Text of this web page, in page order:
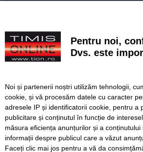
Ce facem astăzi, 9 august 2026, în
Misterioso! Început romantic de
Construcție impresionantă din Imperiul
iveală de nivelul scăzut al Dunării
Continuă modernizarea centrului
Contract de 21 de milioane de lei,
Pentru noi,
Dvs. este
Noi și partenerii noștri utilizăm tehnologii,
cookie, și vă procesăm datele cu caracter
adresele IP și identificatorii cookie, pentru a
publicitare și conținutul în funcție de
măsura eficiența anunțurilor și a
informații despre publicul care a văzut
Faceți clic mai jos pentru a vă da